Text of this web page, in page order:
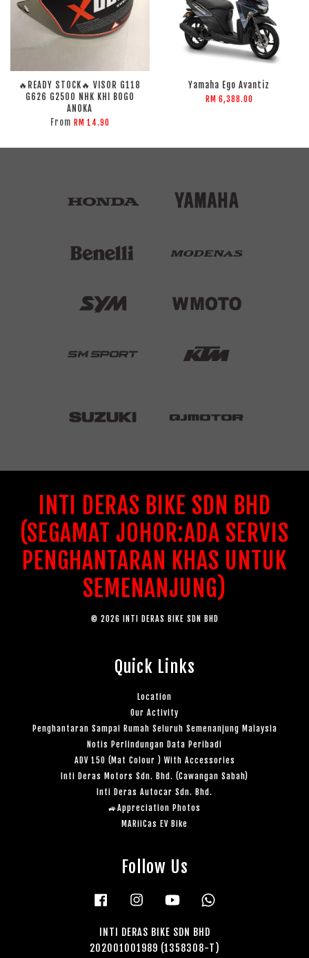
🔥READY STOCK🔥 VISOR G118
G626 G2500 NHK KHI BOGO
ANOKA
From RM 14.90
Yamaha Ego Avantiz
RM 6,388.00
INTI DERAS BIKE SDN BHD
(SEGAMAT JOHOR:ADA SERVIS
PENGHANTARAN KHAS UNTUK
SEMENANJUNG)
© 2026 INTI DERAS BIKE SDN BHD
Quick Links
Location
Our Activity
Penghantaran Sampai Rumah Seluruh Semenanjung Malaysia
Notis Perlindungan Data Peribadi
ADV 150 (Mat Colour ) With Accessories
Inti Deras Motors Sdn. Bhd. (Cawangan Sabah)
Inti Deras Autocar Sdn. Bhd.
🚙Appreciation Photos
MARiiCas EV Bike
Follow Us
Facebook Instagram YouTube
INTI DERAS BIKE SDN BHD
202001001989 (1358308-T)